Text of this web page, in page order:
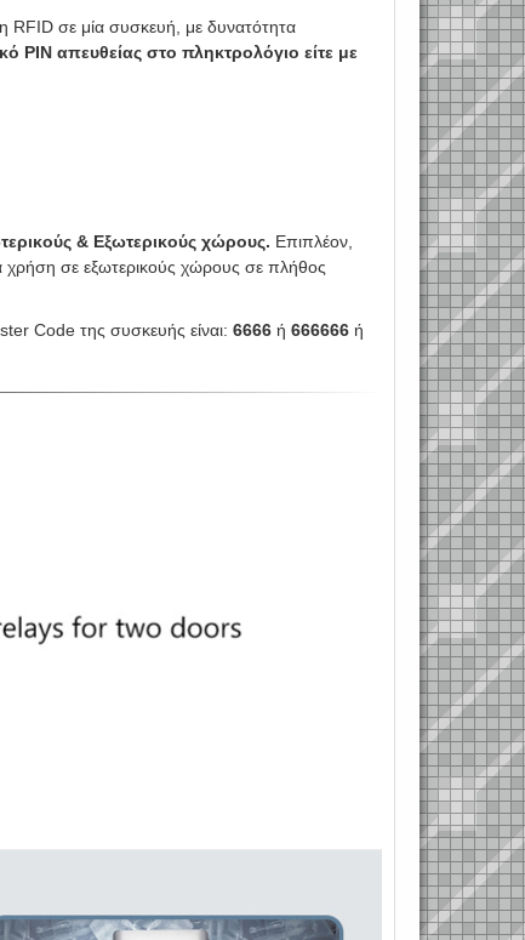
RFID σε μία συσκευή, με δυνατότητα
PIN απευθείας στο πληκτρολόγιο είτε με
& Εξωτερικούς χώρους. Επιπλέον,
χρήση σε εξωτερικούς χώρους σε πλήθος
Code της συσκευής είναι: 6666 ή 666666 ή